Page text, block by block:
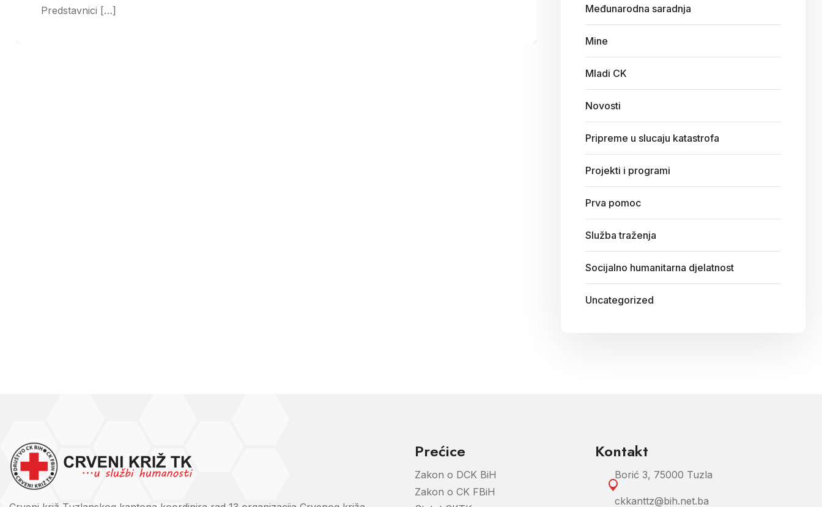
Međunarodna saradnja
Mine
Mladi CK
Novosti
Pripreme u slucaju katastrofa
Projekti i programi
Prva pomoc
Služba traženja
Socijalno humanitarna djelatnost
Uncategorized
Predstavnici […]
Prećice
Zakon o DCK BiH
Zakon o CK FBiH
Kontakt
Borić 3, 75000 Tuzla
ckkanttz@bih.net.ba